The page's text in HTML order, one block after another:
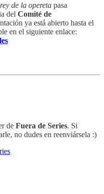
de la opereta pasa
del Comité de
ya está abierto hasta el
en el siguiente enlace:
de Fuera de Series. Si
no dudes en reenviársela :)